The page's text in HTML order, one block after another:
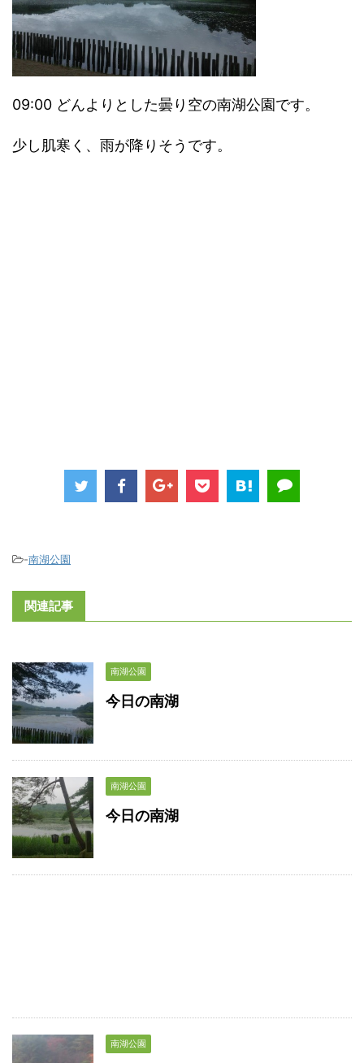
09:00 どんよりとした曇り空の南湖公園です。
少し肌寒く、雨が降りそうです。
-南湖公園
関連記事
南湖公園
今日の南湖
南湖公園
今日の南湖
南湖公園